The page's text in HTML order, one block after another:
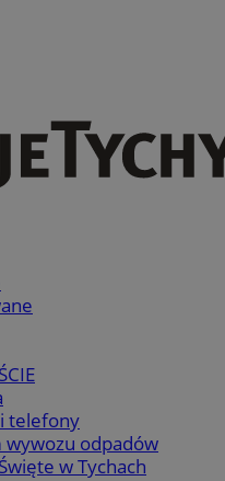
telefony
odpadów
w Tychach